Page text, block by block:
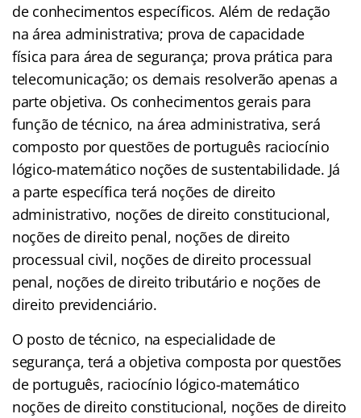
de conhecimentos específicos. Além de redação
na área administrativa; prova de capacidade
física para área de segurança; prova prática para
telecomunicação; os demais resolverão apenas a
parte objetiva. Os conhecimentos gerais para
função de técnico, na área administrativa, será
composto por questões de português raciocínio
lógico-matemático noções de sustentabilidade. Já
a parte específica terá noções de direito
administrativo, noções de direito constitucional,
noções de direito penal, noções de direito
processual civil, noções de direito processual
penal, noções de direito tributário e noções de
direito previdenciário.
O posto de técnico, na especialidade de
segurança, terá a objetiva composta por questões
de português, raciocínio lógico-matemático
noções de direito constitucional, noções de direito